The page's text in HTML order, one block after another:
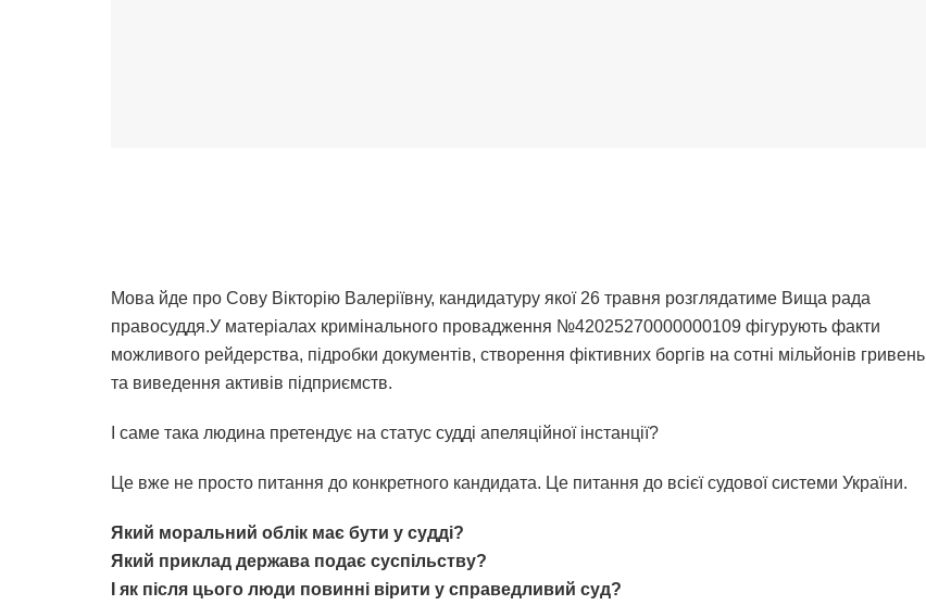
Мова йде про Сову Вікторію Валеріївну, кандидатуру якої 26 травня розглядатиме Вища рада
правосуддя.У матеріалах кримінального провадження №42025270000000109 фігурують факти
можливого рейдерства, підробки документів, створення фіктивних боргів на сотні мільйонів гривень
та виведення активів підприємств.
І саме така людина претендує на статус судді апеляційної інстанції?
Це вже не просто питання до конкретного кандидата. Це питання до всієї судової системи України.
Який моральний облік має бути у судді?
Який приклад держава подає суспільству?
І як після цього люди повинні вірити у справедливий суд?